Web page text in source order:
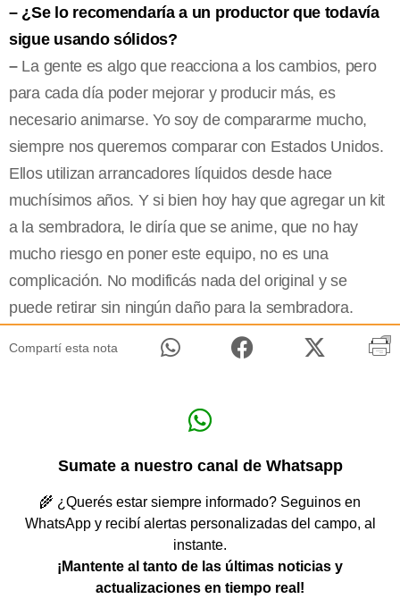
– ¿Se lo recomendaría a un productor que todavía
sigue usando sólidos?
– La gente es algo que reacciona a los cambios, pero
para cada día poder mejorar y producir más, es
necesario animarse. Yo soy de compararme mucho,
siempre nos queremos comparar con Estados Unidos.
Ellos utilizan arrancadores líquidos desde hace
muchísimos años. Y si bien hoy hay que agregar un kit
a la sembradora, le diría que se anime, que no hay
mucho riesgo en poner este equipo, no es una
complicación. No modificás nada del original y se
puede retirar sin ningún daño para la sembradora.
Compartí esta nota
Sumate a nuestro canal de Whatsapp
🌾 ¿Querés estar siempre informado? Seguinos en
WhatsApp y recibí alertas personalizadas del campo, al
instante.
¡Mantente al tanto de las últimas noticias y
actualizaciones en tiempo real!